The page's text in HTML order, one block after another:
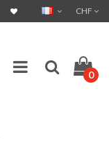
CHF
0